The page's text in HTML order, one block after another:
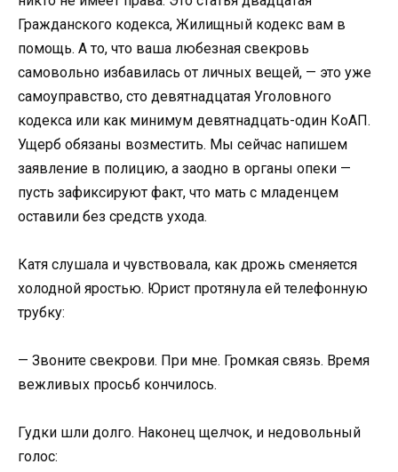
Гражданского кодекса, Жилищный кодекс вам в
помощь. А то, что ваша любезная свекровь
самовольно избавилась от личных вещей, — это уже
самоуправство, сто девятнадцатая Уголовного
кодекса или как минимум девятнадцать-один КоАП.
Ущерб обязаны возместить. Мы сейчас напишем
заявление в полицию, а заодно в органы опеки —
пусть зафиксируют факт, что мать с младенцем
оставили без средств ухода.
Катя слушала и чувствовала, как дрожь сменяется
холодной яростью. Юрист протянула ей телефонную
трубку:
— Звоните свекрови. При мне. Громкая связь. Время
вежливых просьб кончилось.
Гудки шли долго. Наконец щелчок, и недовольный
голос: